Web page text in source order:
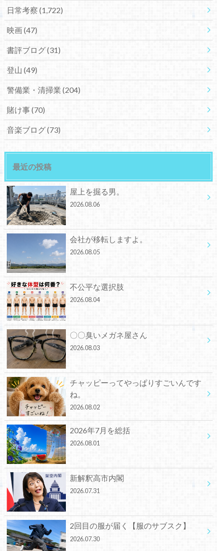
日常考察 (1,722)
映画(47)
書評ブログ(31)
登山 (49)
警備業・清掃業 (204)
賭け事(70)
音楽ブログ(73)
最近の投稿
屋上を掘る男。
2026.08.06
会社が移転しますよ。
2026.08.05
不公平な選択肢
2026.08.04
〇〇臭いメガネ屋さん
2026.08.03
チャッピーってやっぱりすごいんです
ね。
2026.08.02
2026年7月を総括
2026.08.01
新解釈高市内閣
2026.07.31
2回目の服が届く【服のサブスク】
2026.07.30